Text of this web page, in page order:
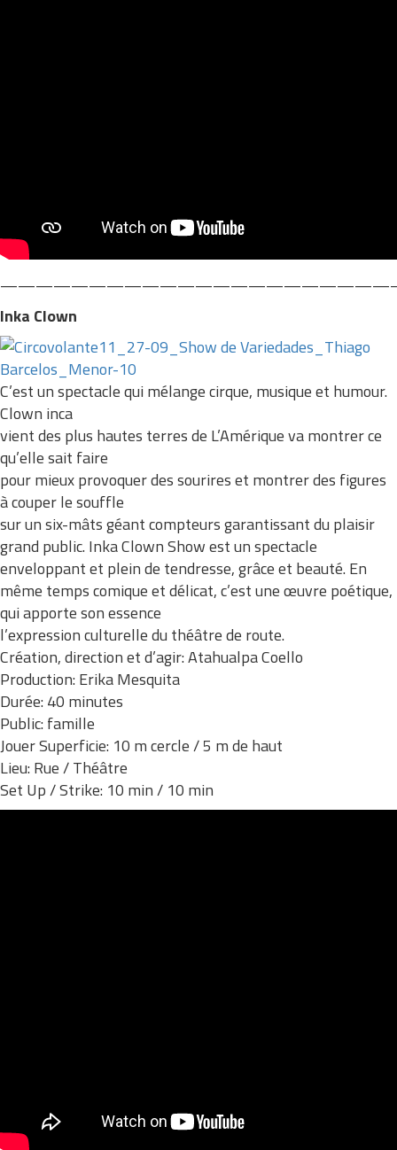
Inka Clown
C’est un spectacle qui mélange cirque, musique et humour.
Clown inca
vient des plus hautes terres de L’Amérique va montrer ce
qu’elle sait faire
pour mieux provoquer des sourires et montrer des figures
à couper le souffle
sur un six-mâts géant compteurs garantissant du plaisir
grand public. Inka Clown Show est un spectacle
enveloppant et plein de tendresse, grâce et beauté. En
même temps comique et délicat, c’est une œuvre poétique,
qui apporte son essence
l’expression culturelle du théâtre de route.
Création, direction et d’agir: Atahualpa Coello
Production: Erika Mesquita
Durée: 40 minutes
Public: famille
Jouer Superficie: 10 m cercle / 5 m de haut
Lieu: Rue / Théâtre
Set Up / Strike: 10 min / 10 min